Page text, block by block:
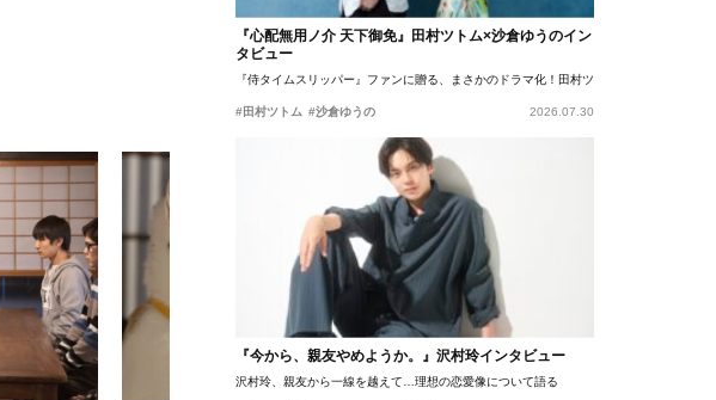
『心配無用ノ介 天下御免』田村ツトム×沙倉ゆうのイン
タビュー
『侍タイムスリッパー』ファンに贈る、まさかのドラマ化！田村ツトム×沙倉ゆうのが語
#田村ツトム #沙倉ゆうの 2026.07.30
『今から、親友やめようか。』沢村玲インタビュー
沢村玲、親友から一線を越えて…理想の恋愛像について語る